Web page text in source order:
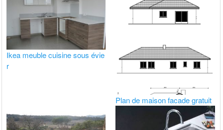
Ikea meuble cuisine sous évie
r
Plan de maison facade gratuit